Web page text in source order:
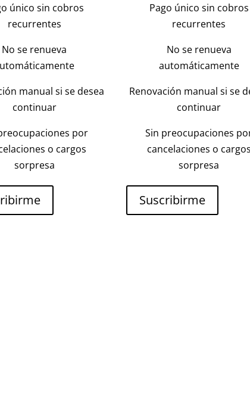
único sin cobros
recurrentes
No se renueva
manual si se desea
continuar
por
o cargos
sorpresa
Pago único sin cobros
recurrentes
No se renueva
automáticamente
Renovación manual si se
continuar
Sin preocupaciones
cancelaciones o cargos
sorpresa
Suscribirme